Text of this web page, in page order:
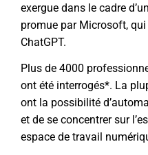
exergue dans le cadre
promue par Microsoft,
ChatGPT.
Plus de 4000
ont été interrogés*. La
ont la possibilité
et de se concentrer sur
espace de travail